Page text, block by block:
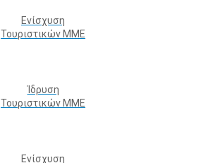
Ενίσχυση
Τουριστικών ΜΜΕ
Ίδρυση
Τουριστικών ΜΜΕ
Ενίσχυση